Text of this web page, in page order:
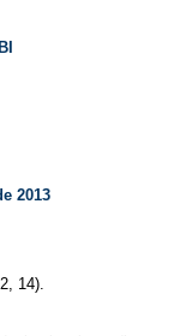
2013
14).